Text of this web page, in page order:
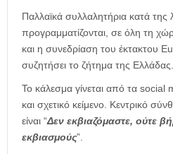
Παλλαϊκά συλλαλητήρια κατά της
προγραμματίζονται, σε όλη τη
και η συνεδρίαση του έκτακτου
συζητήσει το ζήτημα της Ελλάδας.
Το κάλεσμα γίνεται από τα social
και σχετικό κείμενο. Κεντρικό
είναι “Δεν εκβιαζόμαστε, ούτε
εκβιασμούς”.